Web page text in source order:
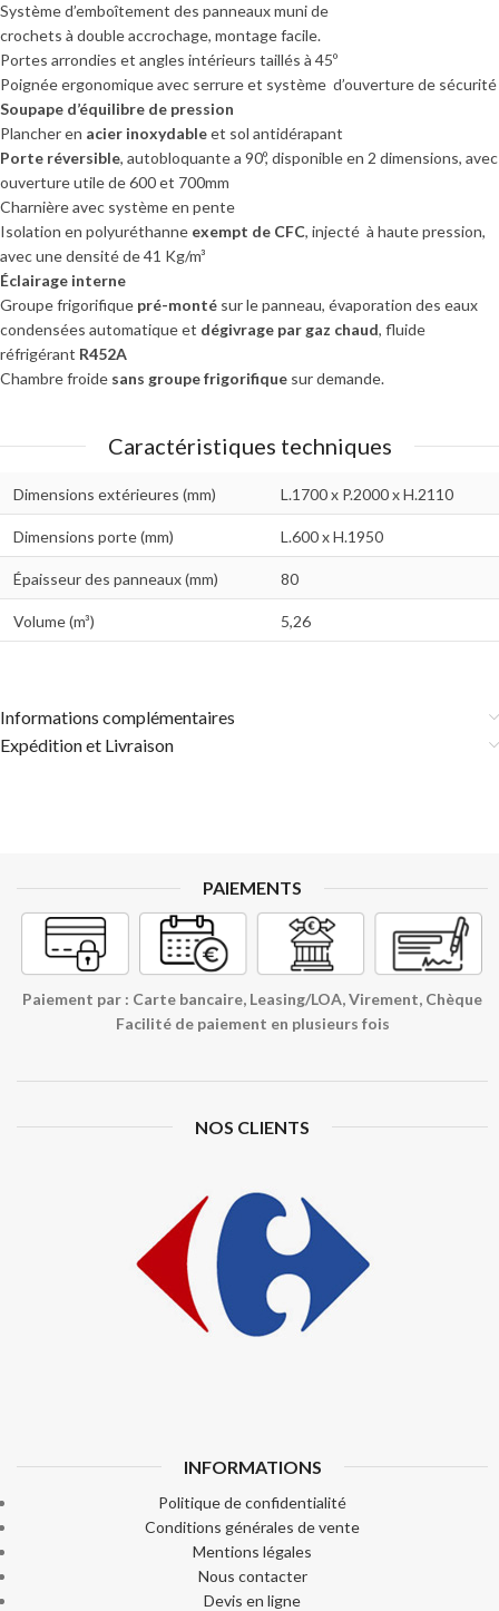
Système d’emboîtement des panneaux muni de
crochets à double accrochage, montage facile.
Portes arrondies et angles intérieurs taillés à 45º
Poignée ergonomique avec serrure et système d’ouverture de sécurité
Soupape d’équilibre de pression
Plancher en acier inoxydableet sol antidérapant
Porte réversible, autobloquante a 90º, disponible en 2 dimensions, avec
ouverture utile de 600 et 700mm
Charnière avec système en pente
Isolation en polyuréthanne exempt de CFC, injecté à haute pression,
avec une densité de 41 Kg/m³
Éclairage interne
Groupe frigorifique pré-monté sur le panneau, évaporation des eaux
condensées automatique et dégivrage par gaz chaud, fluide
réfrigérant R452A
Chambre froide sans groupe frigorifique sur demande.
Caractéristiques techniques
Dimensions extérieures (mm) L.1700 x P.2000 x H.2110
Dimensions porte (mm) L.600 x H.1950
Épaisseur des panneaux (mm) 80
Volume (m³) 5,26
Informations complémentaires
Expédition et Livraison
PAIEMENTS
Paiement par : Carte bancaire, Leasing/LOA, Virement, Chèque
Facilité de paiement en plusieurs fois
NOS CLIENTS
INFORMATIONS
Politique de confidentialité
Conditions générales de vente
Mentions légales
Nous contacter
Devis en ligne